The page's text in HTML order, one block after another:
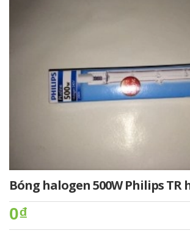
Bóng halogen 500W Philips TR
0₫